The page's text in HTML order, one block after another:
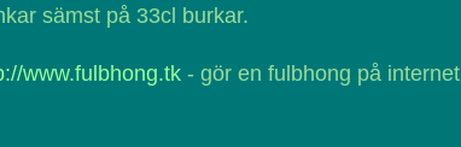
sämst på 33cl burkar.
www.fulbhong.tk - gör en fulbhong på internet